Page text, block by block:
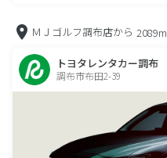
ＭＪゴルフ調布店から 2089m
トヨタレンタカー調布
調布市布田2-39